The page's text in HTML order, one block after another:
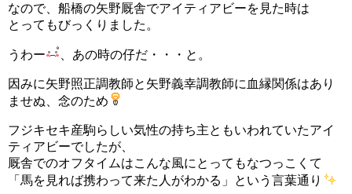
なので、船橋の矢野厩舎でアイティアビーを見た時は
とってもびっくりました。
うわー 、あの時の仔だ・・・と。
因みに矢野照正調教師と矢野義幸調教師に血縁関係はあり
ませぬ、念のため
フジキセキ産駒らしい気性の持ち主ともいわれていたアイ
ティアビーでしたが、
厩舎でのオフタイムはこんな風にとってもなつっこくて
「馬を見れば携わって来た人がわかる」という言葉通り